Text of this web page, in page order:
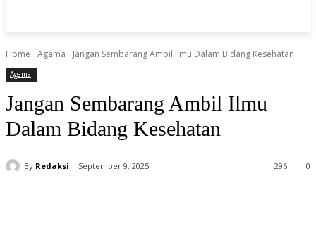
Home Agama Jangan Sembarang Ambil Ilmu Dalam Bidang Kesehatan
Agama
Jangan Sembarang Ambil Ilmu
Dalam Bidang Kesehatan
By Redaksi September 9, 2025 0
296